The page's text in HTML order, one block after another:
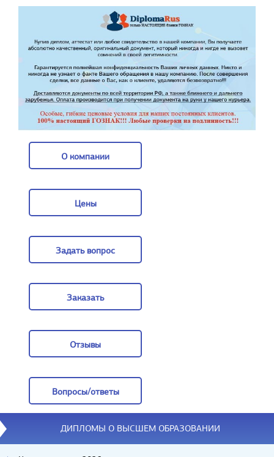
О компании
Цены
Задать вопрос
Заказать
Отзывы
Вопросы/ответы
Вопросы/ответы
ДИПЛОМЫ О ВЫСШЕМ ОБРАЗОВАНИИ